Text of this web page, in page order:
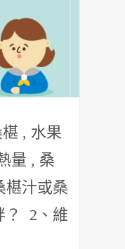
椹 , 水果
量 , 桑
椹汁或桑
？ 2、維